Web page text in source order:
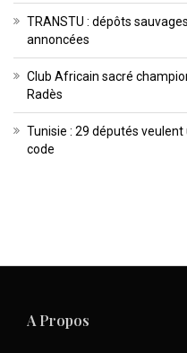
TRANSTU : dépôts
annoncées
Club Africain sacré
Radès
Tunisie : 29 députés
code
A Propos